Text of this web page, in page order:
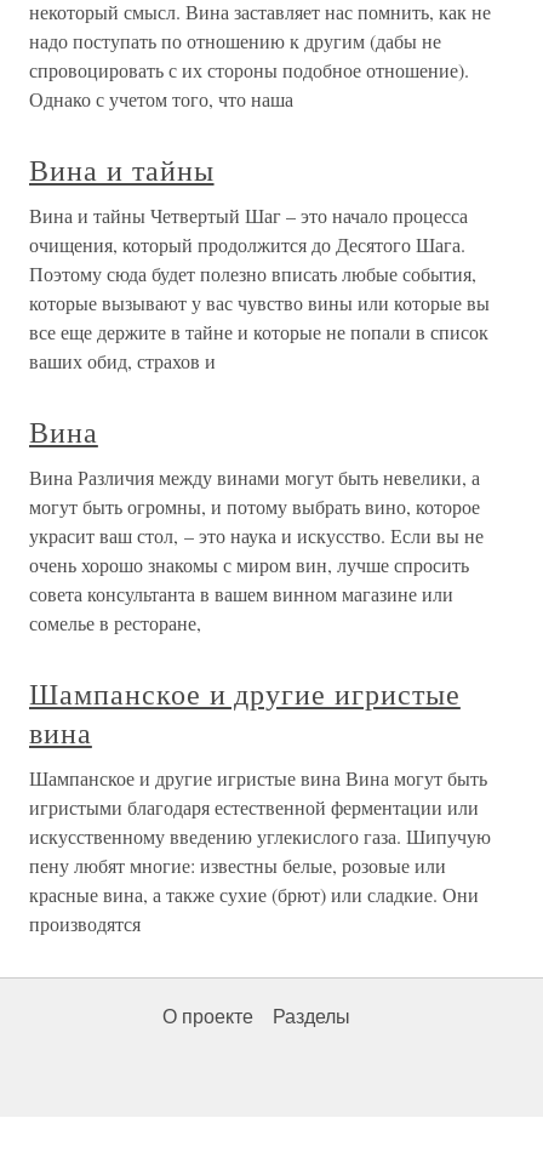
некоторый смысл. Вина заставляет нас помнить, как не
надо поступать по отношению к другим (дабы не
спровоцировать с их стороны подобное отношение).
Однако с учетом того, что наша
Вина и тайны
Вина и тайны Четвертый Шаг – это начало процесса
очищения, который продолжится до Десятого Шага.
Поэтому сюда будет полезно вписать любые события,
которые вызывают у вас чувство вины или которые вы
все еще держите в тайне и которые не попали в список
ваших обид, страхов и
Вина
Вина Различия между винами могут быть невелики, а
могут быть огромны, и потому выбрать вино, которое
украсит ваш стол, – это наука и искусство. Если вы не
очень хорошо знакомы с миром вин, лучше спросить
совета консультанта в вашем винном магазине или
сомелье в ресторане,
Шампанское и другие игристые
вина
Шампанское и другие игристые вина Вина могут быть
игристыми благодаря естественной ферментации или
искусственному введению углекислого газа. Шипучую
пену любят многие: известны белые, розовые или
красные вина, а также сухие (брют) или сладкие. Они
производятся
О проекте Разделы